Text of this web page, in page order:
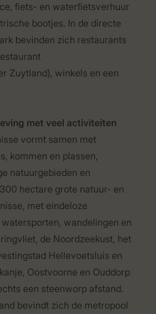
fiets- en waterfietsverhuur
bootjes. In de directe
bevinden zich restaurants
Zuytland), winkels en een
met veel activiteiten
vormt samen met
kommen en plassen,
natuurgebieden en
hectare grote natuur- en
met eindeloze
wandelingen en
de Noordzeekust, het
Hellevoetsluis en
Oostvoorne en Ouddorp
een steenworp afstand.
bevindt zich de metropool